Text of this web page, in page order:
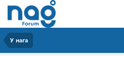
У нага